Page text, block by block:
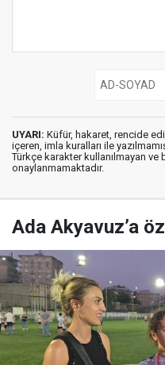
UYARI: Küfür, hakaret, rencide
içeren, imla kuralları ile
Türkçe karakter kullanılmayan ve
onaylanmamaktadır.
Ada Akyavuz’a